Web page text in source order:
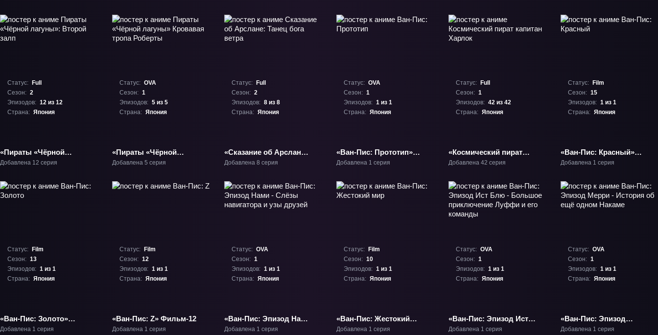
Статус:
Full
Сезон: 2
Эпизодов: 12 из 12
Страна: Япония
«Пираты «Чёрной
лагуны»: Второй залп»
Добавлена 12 серия
Статус: OVA
Сезон: 1
Эпизодов: 5 из 5
Страна: Япония
«Пираты «Чёрной
лагуны» Кровавая
Добавлена 5 серия
Статус:
Full
Сезон: 2
Эпизодов: 8 из 8
Страна: Япония
«Сказание об Арслане:
Танец бога ветра» ТВ-2
Добавлена 8 серия
Статус: OVA
Сезон: 1
Эпизодов: 1 из 1
Страна: Япония
«Ван-Пис: Прототип»
ОВА-1
Добавлена 1 серия
Статус:
Full
Сезон: 1
Эпизодов: 42 из 42
Страна: Япония
«Космический пират
капитан Харлок» ТВ-1
Добавлена 42 серия
Статус:
Film
Сезон: 15
Эпизодов: 1 из 1
Страна: Япония
«Ван-Пис: Красный»
Фильм-15
Добавлена 1 серия
Статус:
Film
Сезон: 13
Эпизодов: 1 из 1
Страна: Япония
«Ван-Пис: Золото»
Фильм-13
Добавлена 1 серия
Статус:
Film
Сезон: 12
Эпизодов: 1 из 1
Страна: Япония
«Ван-Пис: Z» Фильм-12
Добавлена 1 серия
Статус: OVA
Сезон: 1
Эпизодов: 1 из 1
Страна: Япония
«Ван-Пис: Эпизод Нами
- Слёзы навигатора и
Добавлена 1 серия
Статус:
Film
Сезон: 10
Эпизодов: 1 из 1
Страна: Япония
«Ван-Пис: Жестокий
мир» Фильм-10
Добавлена 1 серия
Статус: OVA
Сезон: 1
Эпизодов: 1 из 1
Страна: Япония
«Ван-Пис: Эпизод Ист
Блю - Большое
Добавлена 1 серия
Статус: OVA
Сезон: 1
Эпизодов: 1 из 1
Страна: Япония
«Ван-Пис: Эпизод
Мерри - История об ещё
Добавлена 1 серия